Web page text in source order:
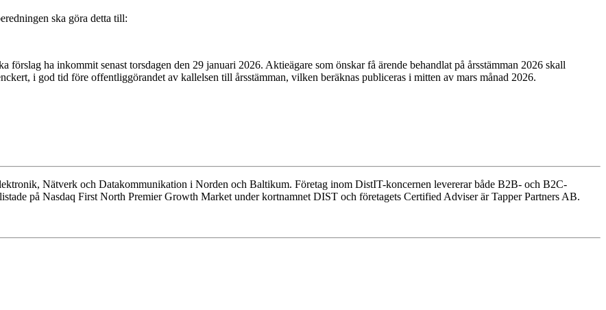
ska göra detta till:
förslag ha inkommit senast torsdagen den 29 januari 2026. Aktieägare som önskar få ärende behandlat på årsstämman 2026 skall
i god tid före offentliggörandet av kallelsen till årsstämman, vilken beräknas publiceras i mitten av mars månad 2026.
Nätverk och Datakommunikation i Norden och Baltikum. Företag inom DistIT-koncernen levererar både B2B- och B2C-
på Nasdaq First North Premier Growth Market under kortnamnet DIST och företagets Certified Adviser är Tapper Partners AB.